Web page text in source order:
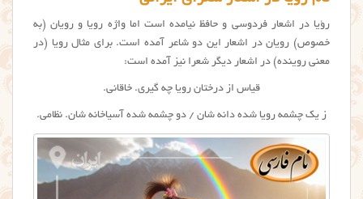
رؤیا در اشعار فردوسی و حافظ نیامده است اما واژه رویا و رویان (به
خصوص) رویان در اشعار این دو شاعر آمده است. برای مثال رویا (در
معنی روینده) در اشعار دیگر شعرا نیز آمده است:
قیاس از درختان رویا چه گیری. خاقانی.
ز یک چشمه رویا شده دانه شان / دو چشمه شده آسیاخانه شان. نظامی.